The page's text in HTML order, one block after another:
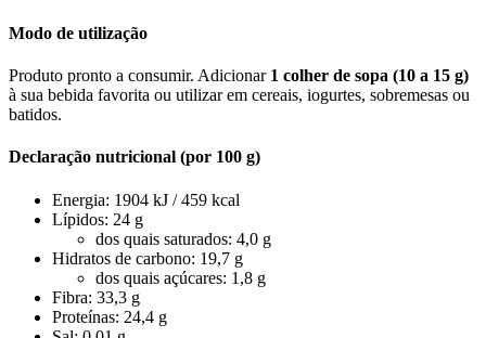
Modo de utilização
Produto pronto a consumir. Adicionar 1 colher de sopa (10 a 15 g)
à sua bebida favorita ou utilizar em cereais, iogurtes, sobremesas ou
batidos.
Declaração nutricional (por 100 g)
Energia: 1904 kJ / 459 kcal
Lípidos: 24 g
dos quais saturados: 4,0 g
Hidratos de carbono: 19,7 g
dos quais açúcares: 1,8 g
Fibra: 33,3 g
Proteínas: 24,4 g